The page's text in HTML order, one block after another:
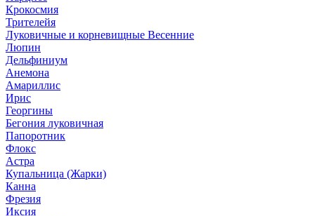
Крокосмия
Трителейя
Луковичные и корневищные Весенние
Люпин
Дельфиниум
Анемона
Амариллис
Ирис
Георгины
Бегония луковичная
Папоротник
Флокс
Астра
Купальница (Жарки)
Канна
Фрезия
Иксия